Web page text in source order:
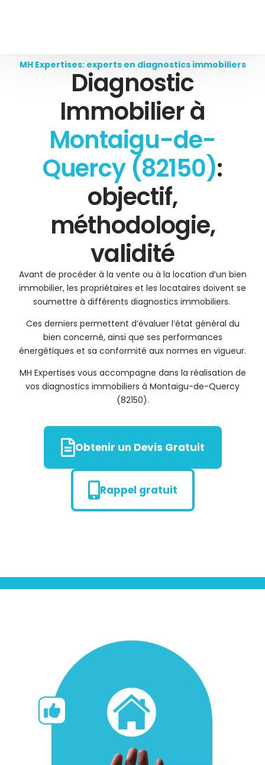
MH Expertises: experts en diagnostics immobiliers
Diagnostic
Immobilier à
Montaigu-de-
Quercy (82150):
objectif,
méthodologie,
validité
Avant de procéder à la vente ou à la location d’un bien
immobilier, les propriétaires et les locataires doivent se
soumettre à différents diagnostics immobiliers.
Ces derniers permettent d’évaluer l’état général du
bien concerné, ainsi que ses performances
énergétiques et sa conformité aux normes en vigueur.
MH Expertises vous accompagne dans la réalisation de
vos diagnostics immobiliers à Montaigu-de-Quercy
(82150).
Obtenir un Devis Gratuit
Rappel gratuit